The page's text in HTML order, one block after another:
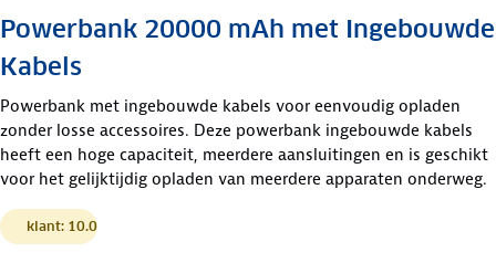
Powerbank 20000 mAh met Ingebouwde
Kabels
Powerbank met ingebouwde kabels voor eenvoudig opladen
zonder losse accessoires. Deze powerbank ingebouwde kabels
heeft een hoge capaciteit, meerdere aansluitingen en is geschikt
voor het gelijktijdig opladen van meerdere apparaten onderweg.
klant: 10.0